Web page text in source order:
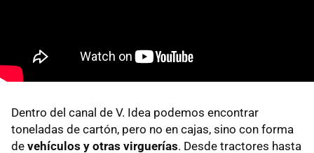
Dentro del canal de V. Idea podemos encontrar
toneladas de cartón, pero no en cajas, sino con forma
de vehículos y otras virguerías. Desde tractores hasta